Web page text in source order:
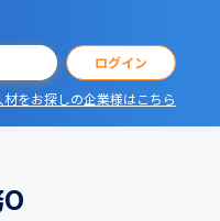
ログイン
材をお探しの企業様はこちら